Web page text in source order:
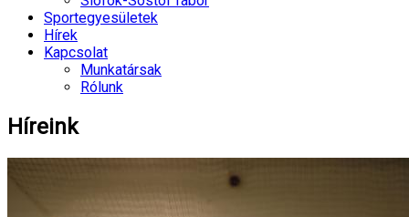
Sportegyesületek
Hírek
Kapcsolat
Munkatársak
Rólunk
Híreink